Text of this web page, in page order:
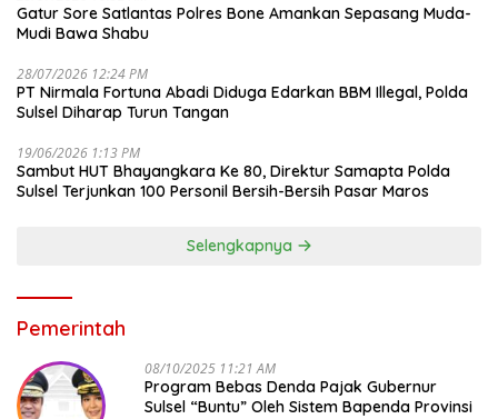
Gatur Sore Satlantas Polres Bone Amankan Sepasang Muda-
Mudi Bawa Shabu
28/07/2026 12:24 PM
PT Nirmala Fortuna Abadi Diduga Edarkan BBM Illegal, Polda
Sulsel Diharap Turun Tangan
19/06/2026 1:13 PM
Sambut HUT Bhayangkara Ke 80, Direktur Samapta Polda
Sulsel Terjunkan 100 Personil Bersih-Bersih Pasar Maros
Selengkapnya
Pemerintah
08/10/2025 11:21 AM
Program Bebas Denda Pajak Gubernur
Sulsel “Buntu” Oleh Sistem Bapenda Provinsi